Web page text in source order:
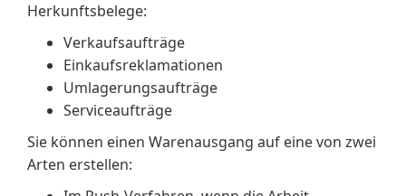
Herkunftsbelege:
Verkaufsaufträge
Einkaufsreklamationen
Umlagerungsaufträge
Serviceaufträge
Sie können einen Warenausgang auf eine von zwei
Arten erstellen: